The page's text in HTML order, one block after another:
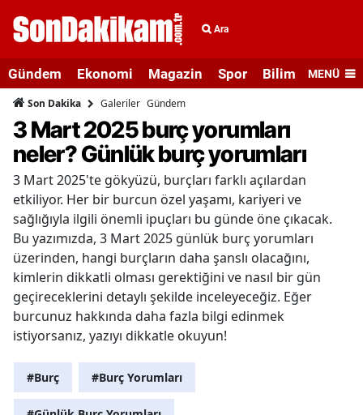
Ara
Gündem Ekonomi Magazin Spor Bilim veMENÜ
Son Dakika Galeriler Gündem
3 Mart 2025 burç yorumları
neler? Günlük burç yorumları
3 Mart 2025'te gökyüzü, burçları farklı açılardan
etkiliyor. Her bir burcun özel yaşamı, kariyeri ve
sağlığıyla ilgili önemli ipuçları bu günde öne çıkacak.
Bu yazımızda, 3 Mart 2025 günlük burç yorumları
üzerinden, hangi burçların daha şanslı olacağını,
kimlerin dikkatli olması gerektiğini ve nasıl bir gün
geçireceklerini detaylı şekilde inceleyeceğiz. Eğer
burcunuz hakkında daha fazla bilgi edinmek
istiyorsanız, yazıyı dikkatle okuyun!
#Burç #Burç Yorumları